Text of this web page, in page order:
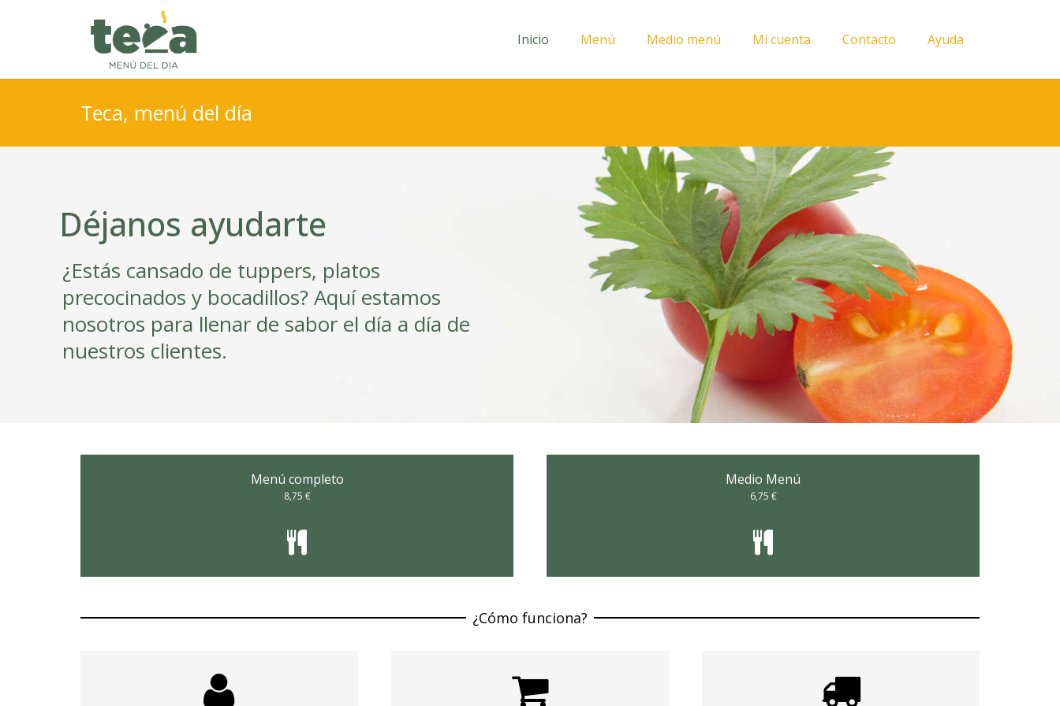
Inicio Menú Medio menú Mi cuenta Contacto Ayuda
Teca, menú del día
Déjanos ayudarte
¿Estás cansado de tuppers, platos
precocinados y bocadillos? Aquí estamos
nosotros para llenar de sabor el día a día de
nuestros clientes.
Menú completo
8,75 €
Medio Menú
6,75 €
¿Cómo funciona?